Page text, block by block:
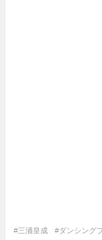
#三浦皇成 #ダンシング